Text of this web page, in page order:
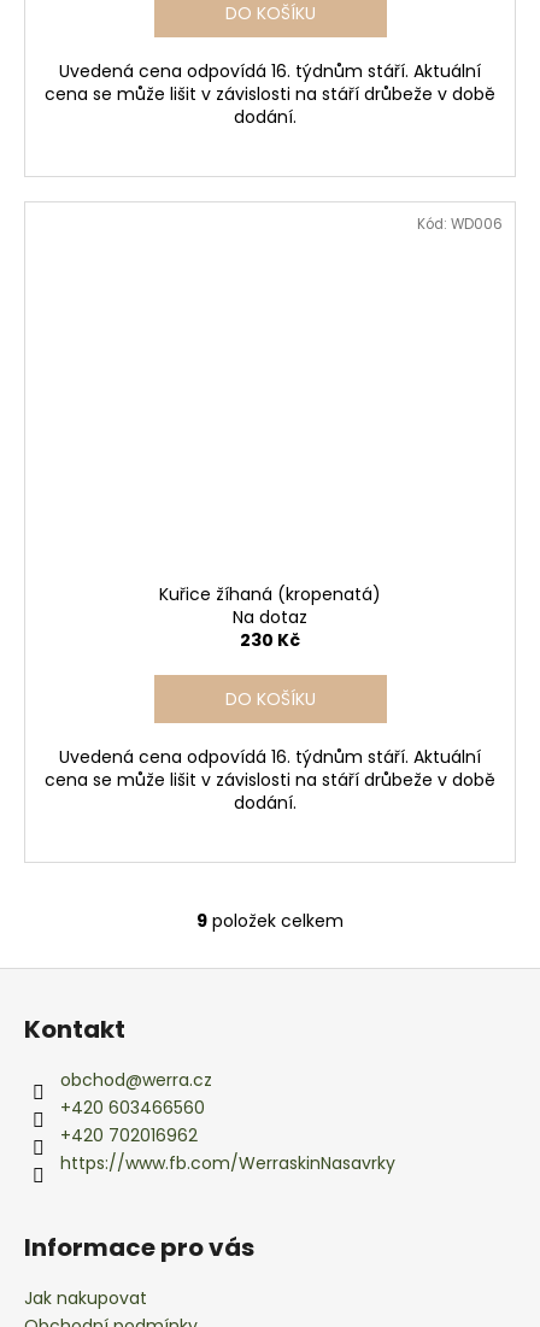
DO KOŠÍKU
Uvedená cena odpovídá 16. týdnům stáří. Aktuální
cena se může lišit v závislosti na stáří drůbeže v době
dodání.
Kuřice žíhaná (kropenatá)
Na dotaz
230 Kč
DO KOŠÍKU
Uvedená cena odpovídá 16. týdnům stáří. Aktuální
cena se může lišit v závislosti na stáří drůbeže v době
dodání.
Kód: WD006
O
r
9 položek celkem
Z
Kontakt
obchod@werra.cz
+420 603466560
+420 702016962
https://www.fb.com/WerraskinNasavrky
Informace pro vás
Jak nakupovat